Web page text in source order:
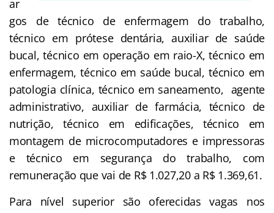
ar
gos de técnico de enfermagem do trabalho,
técnico em prótese dentária, auxiliar de saúde
bucal, técnico em operação em raio-X, técnico em
enfermagem, técnico em saúde bucal, técnico em
patologia clínica, técnico em saneamento, agente
administrativo, auxiliar de farmácia, técnico de
nutrição, técnico em edificações, técnico em
montagem de microcomputadores e impressoras
e técnico em segurança do trabalho, com
remuneração que vai de R$ 1.027,20 a R$ 1.369,61.
Para nível superior são oferecidas vagas nos